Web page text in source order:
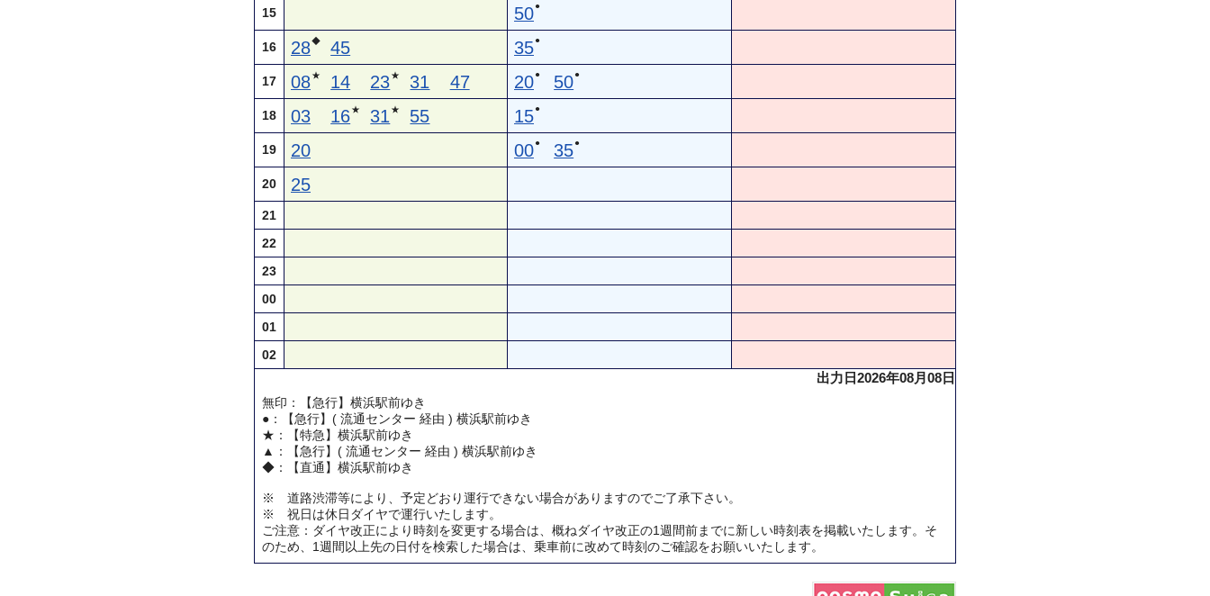
15 50●
16 28◆ 45 35●
17 08★ 14 23★ 31 47 20● 50●
18 03 16★ 31 ★ 55 15●
19 20 00● 35●
20 25
21
22
23
00
01
02
出力日2026年08月08日
無印：【急行】横浜駅前ゆき
●：【急行】( 流通センター 経由 ) 横浜駅前ゆき
★：【特急】横浜駅前ゆき
▲：【急行】( 流通センター 経由 ) 横浜駅前ゆき
◆：【直通】横浜駅前ゆき
※ 道路渋滞等により、予定どおり運行できない場合がありますのでご了承下さい。
※ 祝日は休日ダイヤで運行いたします。
ご注意：ダイヤ改正により時刻を変更する場合は、概ねダイヤ改正の1週間前までに新しい時刻表を掲載いたします。そ
のため、1週間以上先の日付を検索した場合は、乗車前に改めて時刻のご確認をお願いいたします。